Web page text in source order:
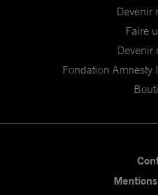
Devenir
Faire
Devenir
Fondation Amnesty